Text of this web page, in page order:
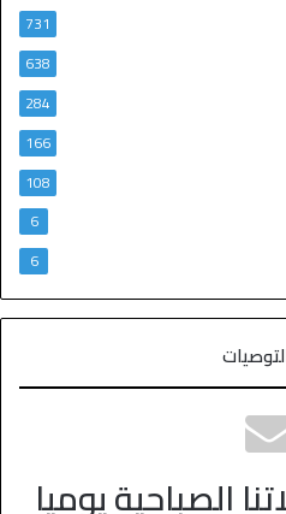
731
638
284
166
108
6
6
الصباحية يوميا